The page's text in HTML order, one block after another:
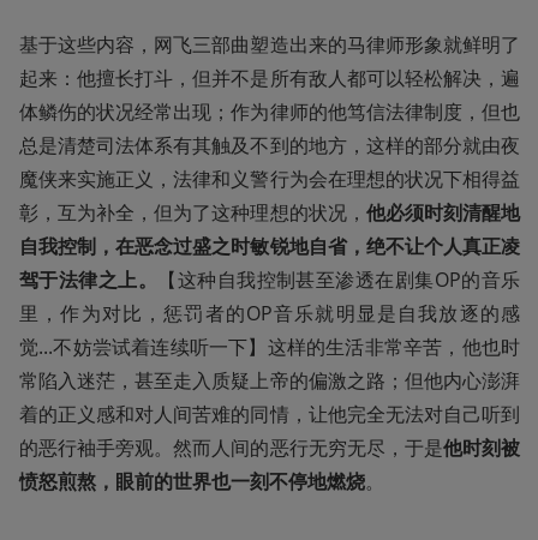
基于这些内容，网飞三部曲塑造出来的马律师形象就鲜明了
起来：他擅长打斗，但并不是所有敌人都可以轻松解决，遍
体鳞伤的状况经常出现；作为律师的他笃信法律制度，但也
总是清楚司法体系有其触及不到的地方，这样的部分就由夜
魔侠来实施正义，法律和义警行为会在理想的状况下相得益
彰，互为补全，但为了这种理想的状况， 他必须时刻清醒地
自我控制，在恶念过盛之时敏锐地自省，绝不让个人真正凌
驾于法律之上。
【这种自我控制甚至渗透在剧集OP的音乐
里，作为对比，惩罚者的OP音乐就明显是自我放逐的感
觉...不妨尝试着连续听一下】这样的生活非常辛苦，他也时
常陷入迷茫，甚至走入质疑上帝的偏激之路；但他内心澎湃
着的正义感和对人间苦难的同情，让他完全无法对自己听到
的恶行袖手旁观。然而人间的恶行无穷无尽，于是他时刻被
愤怒煎熬，眼前的世界也一刻不停地燃烧。